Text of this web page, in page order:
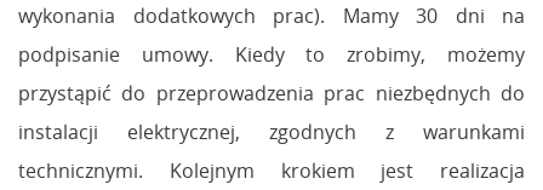
wykonania dodatkowych prac). Mamy 30 dni na
podpisanie umowy. Kiedy to zrobimy, możemy
przystąpić do przeprowadzenia prac niezbędnych do
instalacji elektrycznej, zgodnych z warunkami
technicznymi. Kolejnym krokiem jest realizacja